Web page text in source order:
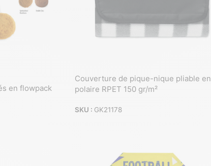
en flowpack
Couverture de pique-nique pliable en
polaire RPET 150 gr/m²
SKU : GK21178